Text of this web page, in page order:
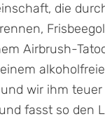
die
Airbrush-
wir ihm
fasst so den